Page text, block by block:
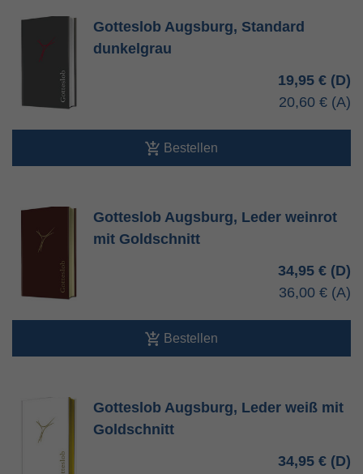
Gotteslob Augsburg, Standard
dunkelgrau
19,95 €
20,60 €
Bestellen
Gotteslob Augsburg, Leder weinrot
mit Goldschnitt
34,95 €
36,00 €
Bestellen
Gotteslob Augsburg, Leder weiß mit
Goldschnitt
34,95 €